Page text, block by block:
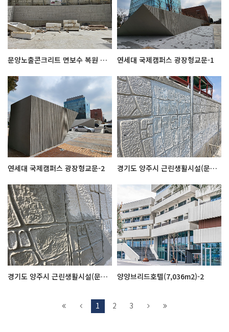
문양노출콘크리트 면보수 복원 시공전후 연세대 국제캠퍼스 광장형교문-1
연세대 국제캠퍼스 광장형교문-2 경기도 양주시 근린생활시설(문양찍기작업-1)
경기도 양주시 근린생활시설(문양찍기작업-2) 양양브리드호텔(7,036m2)-2
1 2 3